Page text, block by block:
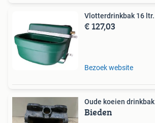
Vlotterdrinkbak 16 ltr.
€ 127,03
Bezoek website
Oude koeien drinkbak
Bieden